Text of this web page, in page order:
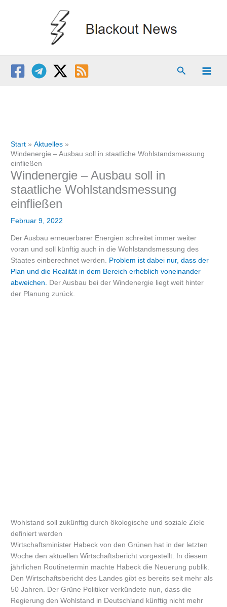
Suchen
Start
Aktuelles
Windenergie – Ausbau soll in staatliche Wohlstandsmessung
einfließen
Windenergie – Ausbau soll in
staatliche Wohlstandsmessung
einfließen
Februar 9, 2022
Der Ausbau erneuerbarer Energien schreitet immer weiter
voran und soll künftig auch in die Wohlstandsmessung des
Staates einberechnet werden.
Problem ist dabei nur, dass der
Plan und die Realität in dem Bereich erheblich voneinander
abweichen.
Der Ausbau bei der Windenergie liegt weit hinter
der Planung zurück.
Wohlstand soll zukünftig durch ökologische und soziale Ziele
definiert werden
Wirtschaftsminister Habeck von den Grünen hat in der letzten
Woche den aktuellen Wirtschaftsbericht vorgestellt. In diesem
jährlichen Routinetermin machte Habeck die Neuerung publik.
Den Wirtschaftsbericht des Landes gibt es bereits seit mehr als
50 Jahren. Der Grüne Politiker verkündete nun, dass die
Regierung den Wohlstand in Deutschland künftig nicht mehr